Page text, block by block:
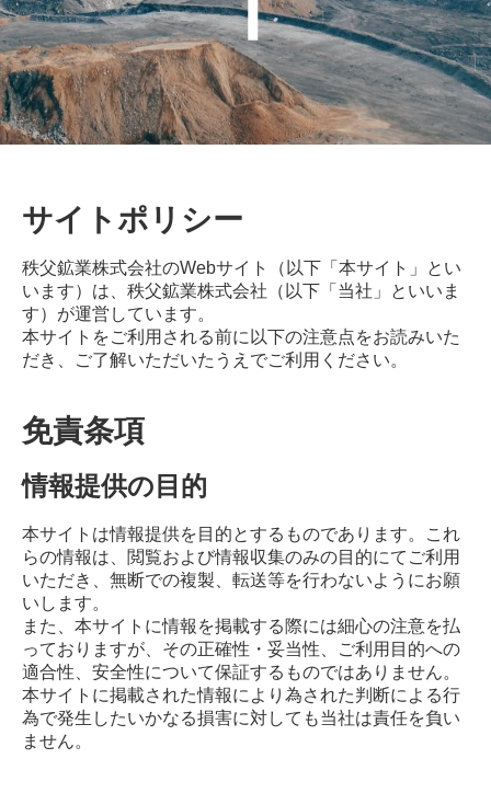
サイトポリシー
秩父鉱業株式会社のWebサイト（以下「本サイト」とい
います）は、秩父鉱業株式会社（以下「当社」といいま
す）が運営しています。
本サイトをご利用される前に以下の注意点をお読みいた
だき、ご了解いただいたうえでご利用ください。
免責条項
情報提供の目的
本サイトは情報提供を目的とするものであります。これ
らの情報は、閲覧および情報収集のみの目的にてご利用
いただき、無断での複製、転送等を行わないようにお願
いします。
また、本サイトに情報を掲載する際には細心の注意を払
っておりますが、その正確性・妥当性、ご利用目的への
適合性、安全性について保証するものではありません。
本サイトに掲載された情報により為された判断による行
為で発生したいかなる損害に対しても当社は責任を負い
ません。